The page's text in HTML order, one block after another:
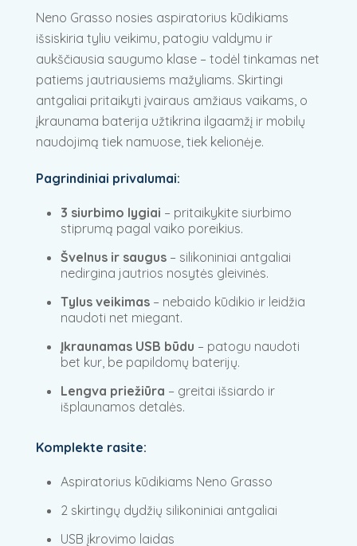
Neno Grasso nosies aspiratorius kūdikiams
išsiskiria tyliu veikimu, patogiu valdymu ir
aukščiausia saugumo klase – todėl tinkamas net
patiems jautriausiems mažyliams. Skirtingi
antgaliai pritaikyti įvairaus amžiaus vaikams, o
įkraunama baterija užtikrina ilgaamžį ir mobilų
naudojimą tiek namuose, tiek kelionėje.
Pagrindiniai privalumai:
3 siurbimo lygiai – pritaikykite siurbimo
stiprumą pagal vaiko poreikius.
Švelnus ir saugus – silikoniniai antgaliai
nedirgina jautrios nosytės gleivinės.
Tylus veikimas – nebaido kūdikio ir leidžia
naudoti net miegant.
Įkraunamas USB būdu – patogu naudoti
bet kur, be papildomų baterijų.
Lengva priežiūra – greitai išsiardo ir
išplaunamos detalės.
Komplekte rasite:
Aspiratorius kūdikiams Neno Grasso
2 skirtingų dydžių silikoniniai antgaliai
USB įkrovimo laidas